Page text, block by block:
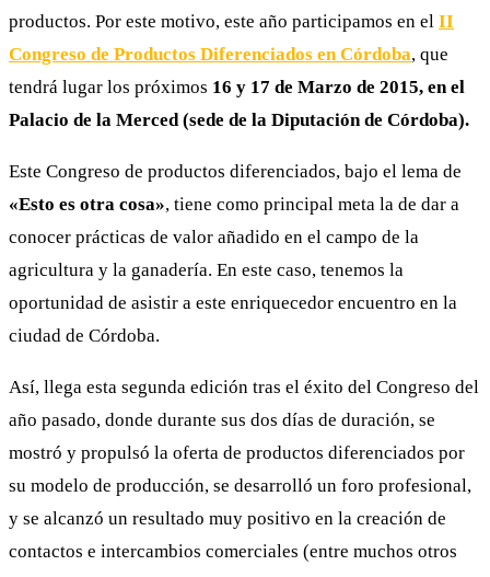
productos. Por este motivo, este año participamos en el II
Congreso de Productos Diferenciados en Córdoba, que
tendrá lugar los próximos 16 y 17 de Marzo de 2015, en el
Palacio de la Merced (sede de la Diputación de Córdoba).
Este Congreso de productos diferenciados, bajo el lema de
«Esto es otra cosa», tiene como principal meta la de dar a
conocer prácticas de valor añadido en el campo de la
agricultura y la ganadería. En este caso, tenemos la
oportunidad de asistir a este enriquecedor encuentro en la
ciudad de Córdoba.
Así, llega esta segunda edición tras el éxito del Congreso del
año pasado, donde durante sus dos días de duración, se
mostró y propulsó la oferta de productos diferenciados por
su modelo de producción, se desarrolló un foro profesional,
y se alcanzó un resultado muy positivo en la creación de
contactos e intercambios comerciales (entre muchos otros